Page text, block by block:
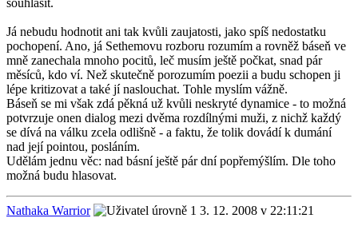
souhlasit.
Já nebudu hodnotit ani tak kvůli zaujatosti, jako spíš nedostatku
pochopení. Ano, já Sethemovu rozboru rozumím a rovněž báseň ve
mně zanechala mnoho pocitů, leč musím ještě počkat, snad pár
měsíců, kdo ví. Než skutečně porozumím poezii a budu schopen ji
lépe kritizovat a také jí naslouchat. Tohle myslím vážně.
Báseň se mi však zdá pěkná už kvůli neskryté dynamice - to možná
potvrzuje onen dialog mezi dvěma rozdílnými muži, z nichž každý
se dívá na válku zcela odlišně - a faktu, že tolik dovádí k dumání
nad její pointou, posláním.
Udělám jednu věc: nad básní ještě pár dní popřemýšlím. Dle toho
možná budu hlasovat.
Nathaka Warrior
3. 12. 2008 v 22:11:21